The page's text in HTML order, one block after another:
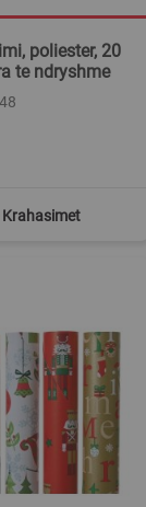
poliester, 20
te ndryshme